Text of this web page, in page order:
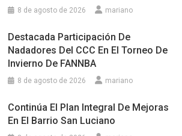
8 de agosto de 2026 mariano
Destacada Participación De
Nadadores Del CCC En El Torneo De
Invierno De FANNBA
8 de agosto de 2026 mariano
Continúa El Plan Integral De Mejoras
En El Barrio San Luciano